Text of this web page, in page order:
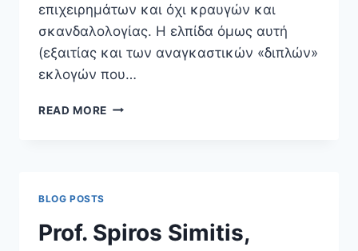
επιχειρημάτων και όχι κραυγών και
σκανδαλολογίας. Η ελπίδα όμως αυτή
(εξαιτίας και των αναγκαστικών «διπλών»
εκλογών που…
READ MORE ΨΗΦΙΑΚΉ
BLOG POSTS
Prof. Spiros Simitis,